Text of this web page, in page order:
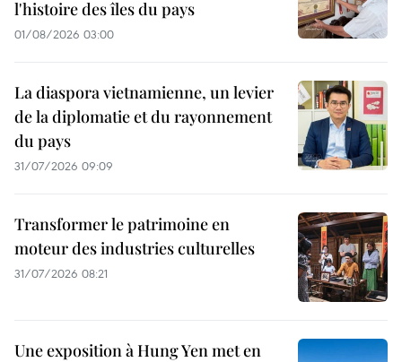
l'histoire des îles du pays
01/08/2026 03:00
La diaspora vietnamienne, un levier
de la diplomatie et du rayonnement
du pays
31/07/2026 09:09
Transformer le patrimoine en
moteur des industries culturelles
31/07/2026 08:21
Une exposition à Hung Yen met en